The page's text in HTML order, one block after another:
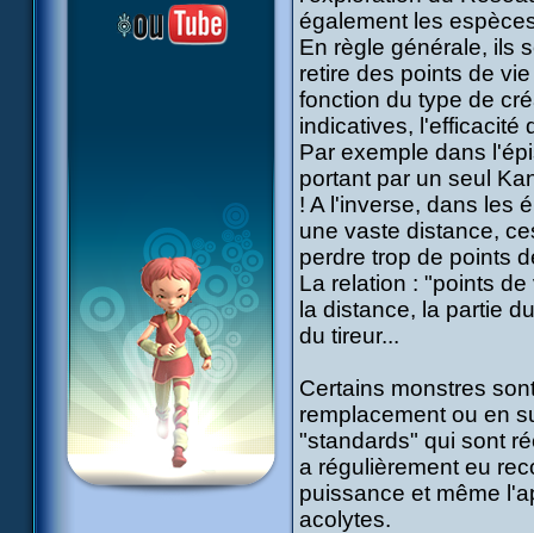
également les
En règle générale, ils
retire des points de
fonction du type de
indicatives, l'efficacité
Par exemple dans
portant par un seul
! A l'inverse, dans les
une vaste distance,
perdre trop de points
La relation : "points
la distance, la partie
du tireur...
Certains monstres
remplacement ou en
"standards" qui sont
a régulièrement eu
puissance et même
acolytes.